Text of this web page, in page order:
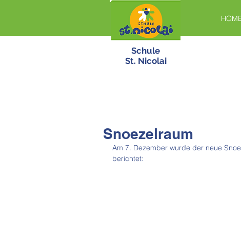
Schule
St. Nicolai
Snoezelraum
Am 7. Dezember wurde der neue
berichtet: